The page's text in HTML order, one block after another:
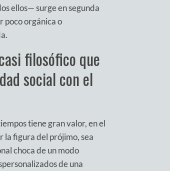
ellos— surge en segunda
poco orgánica o
filosófico que
social con el
tiene gran valor, en el
la figura del prójimo, sea
choca de un modo
de una